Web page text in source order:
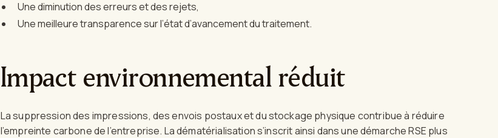
Une diminution des erreurs et des rejets,
Une meilleure transparence sur l’état d’avancement du traitement.
Impact environnemental réduit
La suppression des impressions, des envois postaux et du stockage physique contribue à réduire
l’empreinte carbone de l’entreprise. La dématérialisation s’inscrit ainsi dans une démarche RSE plus